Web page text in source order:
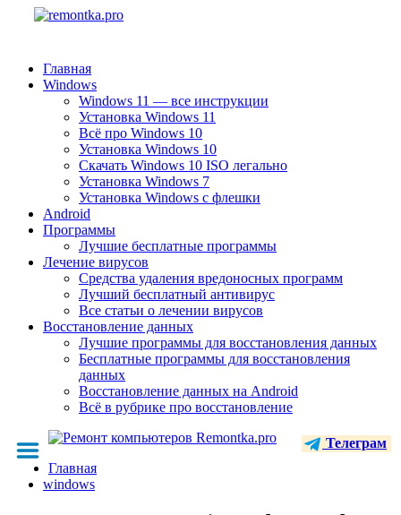
Главная
Windows
Windows 11 — все инструкции
Установка Windows 11
Всё про Windows 10
Установка Windows 10
Скачать Windows 10 ISO легально
Установка Windows 7
Установка Windows с флешки
Android
Программы
Лучшие бесплатные программы
Лечение вирусов
Средства удаления вредоносных программ
Лучший бесплатный антивирус
Все статьи о лечении вирусов
Восстановление данных
Лучшие программы для восстановления данных
Бесплатные программы для восстановления
данных
Восстановление данных на Android
Всё в рубрике про восстановление
Телеграм
Главная
windows